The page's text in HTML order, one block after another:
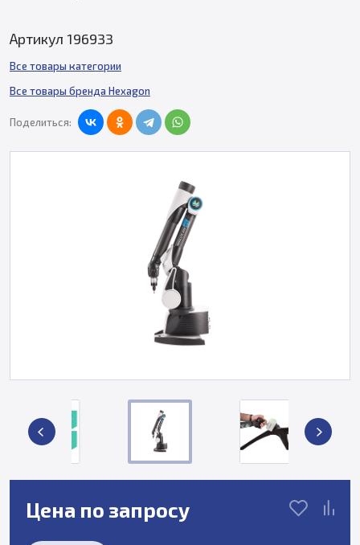
Артикул 196933
Все товары категории
Все товары бренда Hexagon
Поделиться:
Цена по запросу